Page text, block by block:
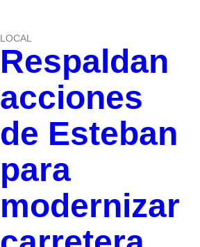
LOCAL
Respaldan
acciones
de Esteban
para
modernizar